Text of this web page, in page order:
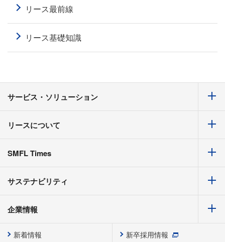
リース最前線
リース基礎知識
サービス・ソリューション
リースについて
SMFL Times
サステナビリティ
企業情報
新着情報 新卒採用情報